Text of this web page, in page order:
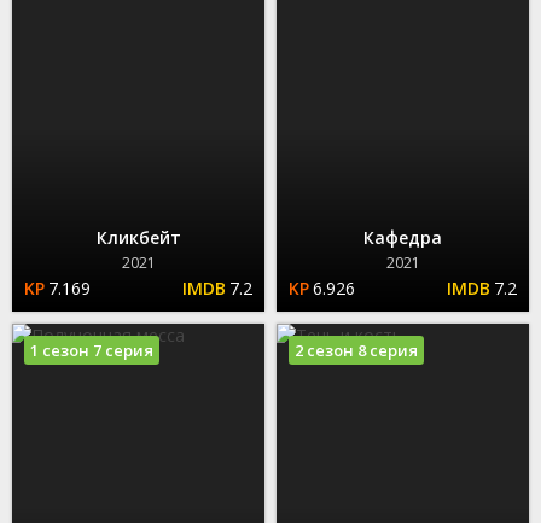
Кликбейт
2021
7.169 7.2
Кафедра
2021
6.926 7.2
1 сезон 7 серия 2 сезон 8 серия